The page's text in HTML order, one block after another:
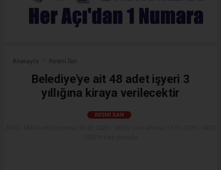
Anasayfa Resmi İlan
Belediye'ye ait 48 adet işyeri 3
yıllığına kiraya verilecektir
RESMI İLAN